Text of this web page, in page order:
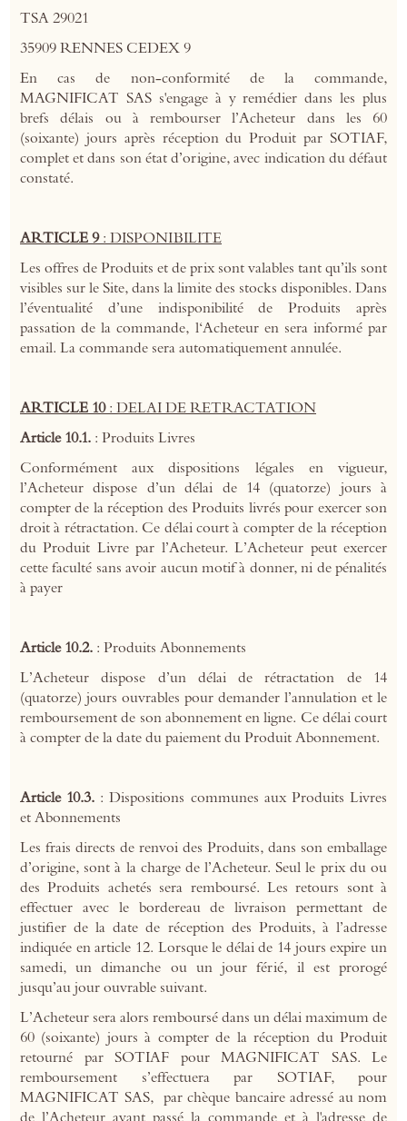
TSA 29021
35909 RENNES CEDEX 9
En cas de non-conformité de la commande,
MAGNIFICAT SAS s'engage à y remédier dans les plus
brefs délais ou à rembourser l’Acheteur dans les 60
(soixante) jours après réception du Produit par SOTIAF,
complet et dans son état d’origine, avec indication du défaut
constaté.
ARTICLE 9: DISPONIBILITE
Les offres de Produits et de prix sont valables tant qu’ils sont
visibles sur le Site, dans la limite des stocks disponibles. Dans
l’éventualité d’une indisponibilité de Produits après
passation de la commande, l‘Acheteur en sera informé par
email. La commande sera automatiquement annulée.
ARTICLE 10: DELAI DE RETRACTATION
Article 10.1. : Produits Livres
Conformément aux dispositions légales en vigueur,
l’Acheteur dispose d’un délai de 14 (quatorze) jours à
compter de la réception des Produits livrés pour exercer son
droit à rétractation. Ce délai court à compter de la réception
du Produit Livre par l’Acheteur. L’Acheteur peut exercer
cette faculté sans avoir aucun motif à donner, ni de pénalités
à payer
Article 10.2. : Produits Abonnements
L’Acheteur dispose d’un délai de rétractation de 14
(quatorze) jours ouvrables pour demander l’annulation et le
remboursement de son abonnement en ligne. Ce délai court
à compter de la date du paiement du Produit Abonnement.
Article 10.3. : Dispositions communes aux Produits Livres
et Abonnements
Les frais directs de renvoi des Produits, dans son emballage
d’origine, sont à la charge de l’Acheteur. Seul le prix du ou
des Produits achetés sera remboursé. Les retours sont à
effectuer avec le bordereau de livraison permettant de
justifier de la date de réception des Produits, à l’adresse
indiquée en article 12. Lorsque le délai de 14 jours expire un
samedi, un dimanche ou un jour férié, il est prorogé
jusqu’au jour ouvrable suivant.
L’Acheteur sera alors remboursé dans un délai maximum de
60 (soixante) jours à compter de la réception du Produit
retourné par SOTIAF pour MAGNIFICAT SAS. Le
remboursement s’effectuera par SOTIAF, pour
MAGNIFICAT SAS, par chèque bancaire adressé au nom